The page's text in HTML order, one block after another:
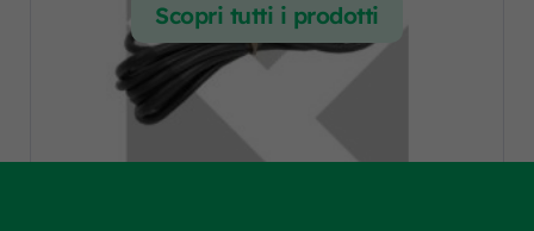
Scopri tutti i prodotti